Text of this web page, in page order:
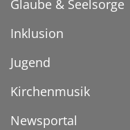
Glaube & Seelsorge
Inklusion
Jugend
Kirchenmusik
Newsportal